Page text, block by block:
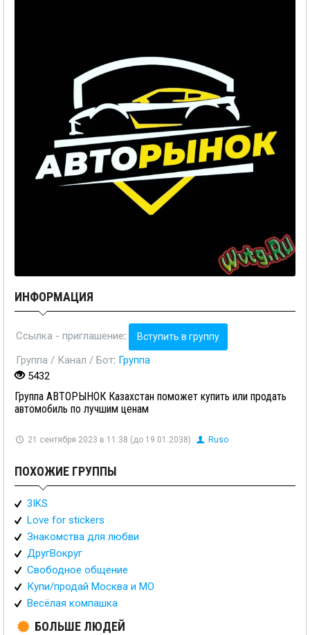
ИНФОРМАЦИЯ
Ссылка - приглашение: Вступить в группу
Группа / Канал / Бот: Группа
5432
Группа АВТОРЫНОК Казахстан поможет купить или продать
автомобиль по лучшим ценам
21 сентября 2023 в 11:38 (до 19.01.2038) Ruso
ПОХОЖИЕ ГРУППЫ
3IKS
Love for stickers
Знакомства для любви
ДругВокруг
Свободное общение
Купи/продай Москва и МО
Весёлая компашка
БОЛЬШЕ ЛЮДЕЙ